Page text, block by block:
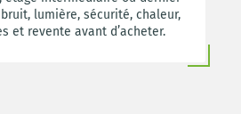
lumière, sécurité, chaleur,
et revente avant d’acheter.